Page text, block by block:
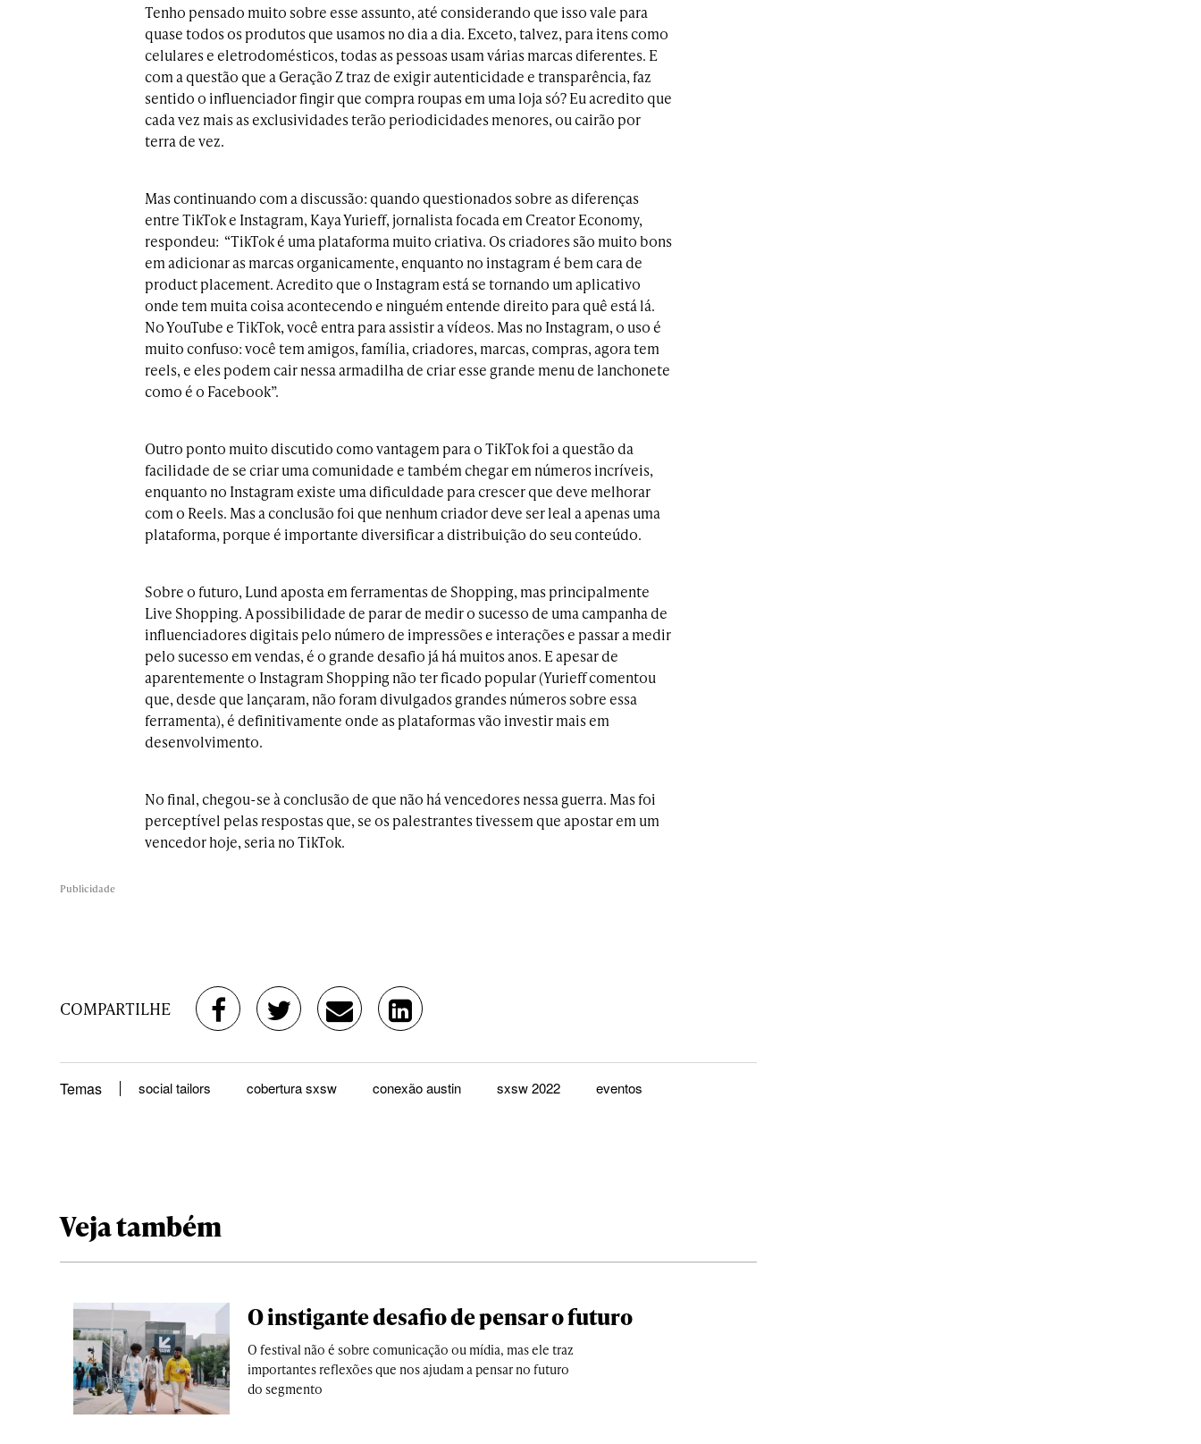
Tenho pensado muito sobre esse assunto, até considerando que isso vale para
quase todos os produtos que usamos no dia a dia. Exceto, talvez, para itens como
celulares e eletrodomésticos, todas as pessoas usam várias marcas diferentes. E
com a questão que a Geração Z traz de exigir autenticidade e transparência, faz
sentido o influenciador fingir que compra roupas em uma loja só? Eu acredito que
cada vez mais as exclusividades terão periodicidades menores, ou cairão por
terra de vez.
Mas continuando com a discussão: quando questionados sobre as diferenças
entre TikTok e Instagram, Kaya Yurieff, jornalista focada em Creator Economy,
respondeu: “TikTok é uma plataforma muito criativa. Os criadores são muito bons
em adicionar as marcas organicamente, enquanto no instagram é bem cara de
product placement. Acredito que o Instagram está se tornando um aplicativo
onde tem muita coisa acontecendo e ninguém entende direito para quê está lá.
No YouTube e TikTok, você entra para assistir a vídeos. Mas no Instagram, o uso é
muito confuso: você tem amigos, família, criadores, marcas, compras, agora tem
reels, e eles podem cair nessa armadilha de criar esse grande menu de lanchonete
como é o Facebook”.
Outro ponto muito discutido como vantagem para o TikTok foi a questão da
facilidade de se criar uma comunidade e também chegar em números incríveis,
enquanto no Instagram existe uma dificuldade para crescer que deve melhorar
com o Reels. Mas a conclusão foi que nenhum criador deve ser leal a apenas uma
plataforma, porque é importante diversificar a distribuição do seu conteúdo.
Sobre o futuro, Lund aposta em ferramentas de Shopping, mas principalmente
Live Shopping. A possibilidade de parar de medir o sucesso de uma campanha de
influenciadores digitais pelo número de impressões e interações e passar a medir
pelo sucesso em vendas, é o grande desafio já há muitos anos. E apesar de
aparentemente o Instagram Shopping não ter ficado popular (Yurieff comentou
que, desde que lançaram, não foram divulgados grandes números sobre essa
ferramenta), é definitivamente onde as plataformas vão investir mais em
desenvolvimento.
No final, chegou-se à conclusão de que não há vencedores nessa guerra. Mas foi
perceptível pelas respostas que, se os palestrantes tivessem que apostar em um
vencedor hoje, seria no TikTok.
Publicidade
COMPARTILHE
Temas social tailors cobertura sxsw conexão austin sxsw 2022 eventos
Veja também
O instigante desafio de pensar o futuro
O festival não é sobre comunicação ou mídia, mas ele traz
importantes reflexões que nos ajudam a pensar no futuro
do segmento